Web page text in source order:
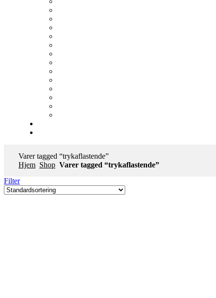
Varer tagged “trykaflastende”
Hjem Shop Varer tagged “trykaflastende”
Filter